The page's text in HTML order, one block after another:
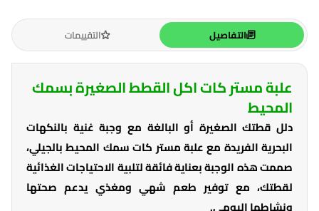
التفاصيل التقييمات
علبة مستر كات اكل القطط الصغيرة بسمك
المحيط
دلل قطتك الصغيرة أو البالغة مع وجبة غنية بالنكهات
البحرية الفريدة مع علبة مستر كات سمك المحيط بالجيلي،
صممت هذه الوجبة بعناية فائقة لتلبية الاحتياجات الغذائية
لقطتك، مع توفير طعم شهي ومغذي يدعم صحتها